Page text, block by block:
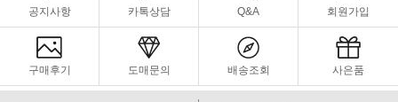
공지사항 카톡상담 Q&A 회원가입
구매후기 도매문의 배송조회 사은품